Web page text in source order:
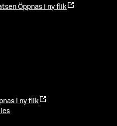
Öppnas i ny flik
i ny flik